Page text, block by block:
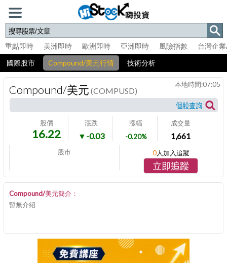
重點即時 美洲即時 歐洲即時 亞洲即時 風險指數
台灣企
國際股市
Compound/美元行情 技術分析
Compound/美元 (COMPUSD)
股價
16.22
漲跌
▼-0.03
漲幅
-0.20%
成交量
1,661
股市
本地時間:07:05
0人加入追蹤
立即追蹤
Compound/美元簡介：
暫無介紹